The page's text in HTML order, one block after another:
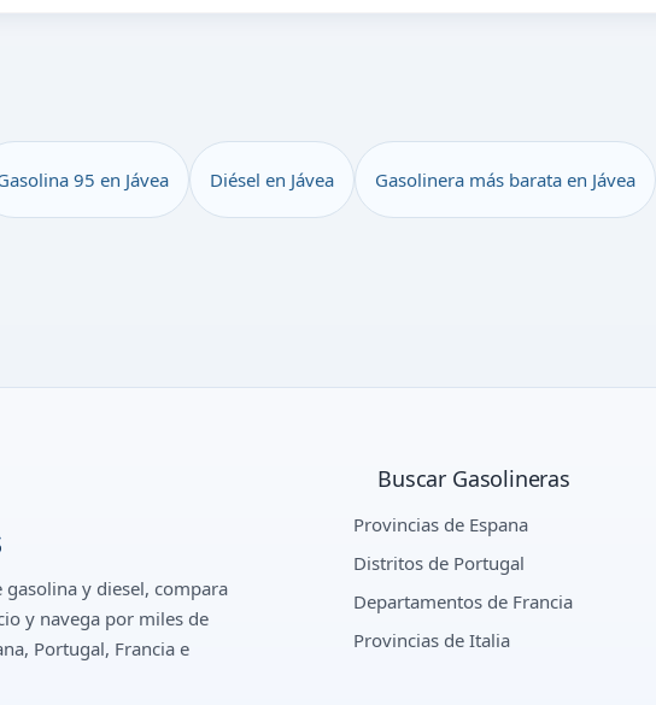
95 en Jávea Diésel en Jávea Gasolinera más barata en Jávea
gasolina y diesel, compara
y navega por miles de
Portugal, Francia e
Buscar Gasolineras
Provincias de Espana
Distritos de Portugal
Departamentos de Francia
Provincias de Italia